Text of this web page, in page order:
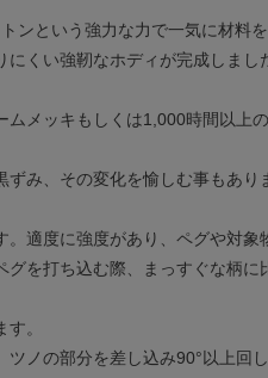
という強力な力で一気に材料を
くい強靭なホディが完成しまし
メッキもしくは1,000時間以上
み、その変化を愉しむ事もあ
適度に強度があり、ペグや対象
を打ち込む際、まっすぐな柄
。
ノの部分を差し込み90°以上回